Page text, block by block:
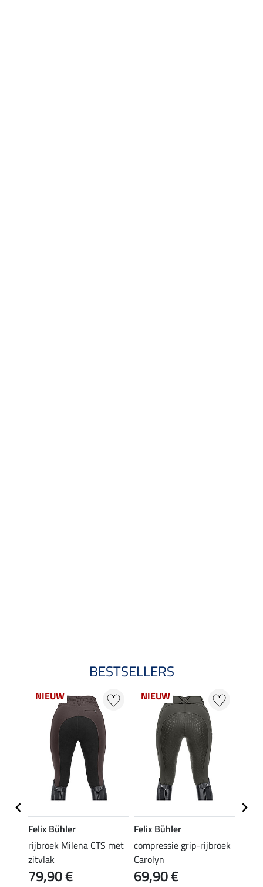
BESTSELLERS
NIEUW
Felix Bühler
rijbroek Milena CTS met
zitvlak
79,90 €
NIEUW
Felix Bühler
compressie grip-rijbroek
Carolyn
69,90 €